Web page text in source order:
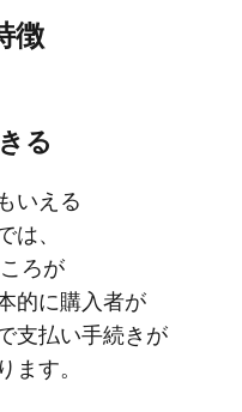
徴
る
いえる​
は、​
ろが​
的に​購入者が​
支払い手続きが​
ます。